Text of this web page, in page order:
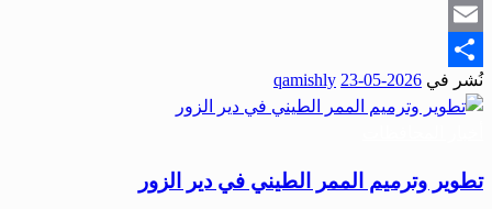
Snapchat
Email
Share
نُشر في 2026-05-23
qamishly
تطوير وترميم الممر الطيني في دير الزور